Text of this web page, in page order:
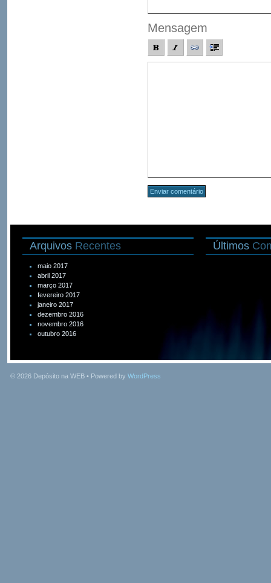
Mensagem
Arquivos Recentes
maio 2017
abril 2017
março 2017
fevereiro 2017
janeiro 2017
dezembro 2016
novembro 2016
outubro 2016
Últimos
© 2026 Depósito na WEB • Powered by WordPress